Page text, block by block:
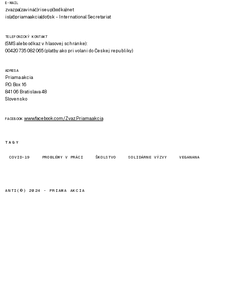
E-MAIL
zvazpa(zavináč)riseup(bodka)net
is(at)priamaakcia(dot)sk - International Secretariat
TELEFONICKÝ KONTAKT
(SMS alebo odkaz v hlasovej schránke):
00420 735 082 065 (platby ako pri volaní do Českej republiky)
ADRESA
Priama akcia
P.O. Box 16
841 06 Bratislava 48
Slovensko
FACEBOOK www.facebook.com/Zvaz.Priama.akcia
TAGY
COVID-19 PROBLÉMY V PRÁCI ŠKOLSTVO SOLIDÁRNE VÝZVY VEGANANA
ANTI(©) 2024 - PRIAMA AKCIA